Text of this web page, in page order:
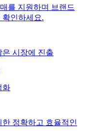
를 지원하며 브랜드
확인하세요.
시장에 진출
화
정확하고 효율적인